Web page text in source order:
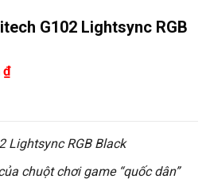
G102 Lightsync RGB
₫Giá
Lightsync RGB Black
chuột chơi game “quốc dân”